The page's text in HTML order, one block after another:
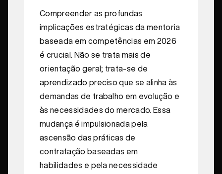
Compreender as profundas
implicações estratégicas da mentoria
baseada em competências em 2026
é crucial. Não se trata mais de
orientação geral; trata-se de
aprendizado preciso que se alinha às
demandas de trabalho em evolução e
às necessidades do mercado. Essa
mudança é impulsionada pela
ascensão das práticas de
contratação baseadas em
habilidades e pela necessidade